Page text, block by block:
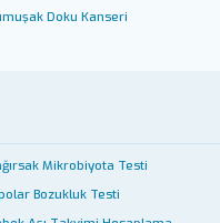
Doku Kanseri
Mikrobiyota Testi
Bozukluk Testi